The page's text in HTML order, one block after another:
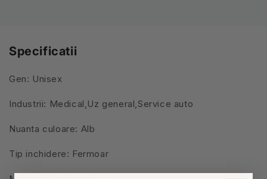
Specificatii
Gen: Unisex
Industrii: Medical,Uz general,Service auto
Nuanta culoare: Alb
Tip inchidere: Fermoar